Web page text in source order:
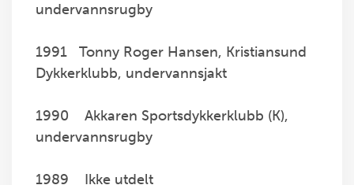
undervannsrugby
1991 Tonny Roger Hansen, Kristiansund
Dykkerklubb, undervannsjakt
1990 Akkaren Sportsdykkerklubb (K),
undervannsrugby
1989 Ikke utdelt